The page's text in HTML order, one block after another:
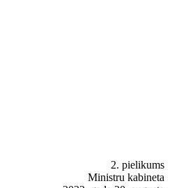
2. pielikums
Ministru kabineta